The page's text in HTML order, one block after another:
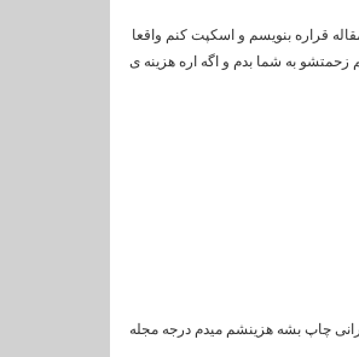
ک مقاله قراره بنویسم و اسکپت کنم واقعا
زحمتشو به شما بدم و اگه اره هزینه ی
چاپ بشه هزینشم میدم درجه مجله